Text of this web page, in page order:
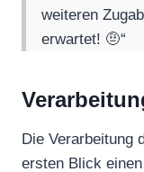
weiteren
erwartet! 🤨“
Die Verarbeitung
ersten Blick